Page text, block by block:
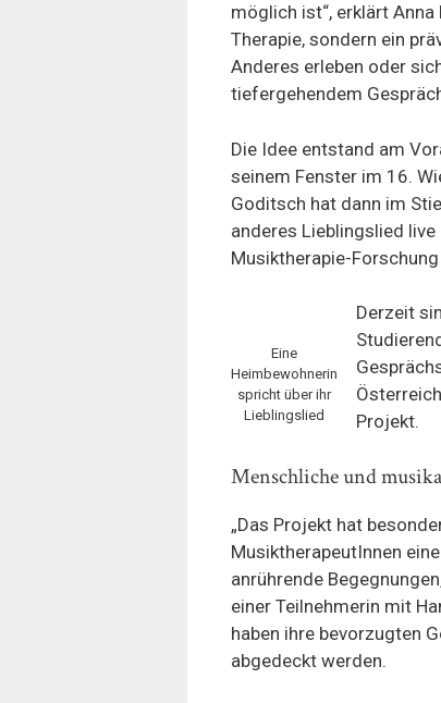
möglich ist“, erklärt
Therapie, sondern ein
Anderes erleben oder
tiefergehendem
Die Idee entstand am
seinem Fenster im 16.
Goditsch hat dann im
anderes Lieblingslied
Musiktherapie-
Eine
Heimbewohnerin
spricht über ihr
Lieblingslied
Derzeit
Projekt.
Menschliche und
„Das Projekt hat
MusiktherapeutInnen
anrührende
einer Teilnehmerin mit
haben ihre bevorzugten
abgedeckt werden.